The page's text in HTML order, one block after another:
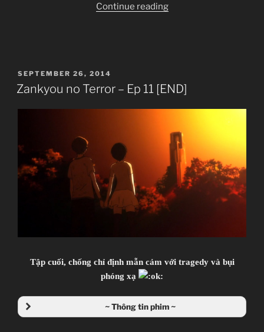
Continue reading“[Clip-
Hataraku
–
Isshuukan
Friends
–
Kill
la
of
Nisekoi
–
POSTED
ON
SEPTEMBER 26, 2014
Zankyou no Terror – Ep 11 [END]
Tập cuối, chống chỉ định mẫn cảm với tragedy và bụi
phóng xạ
~ Thông tin phim ~